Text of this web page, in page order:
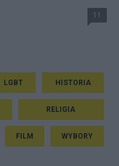
11
LGBT HISTORIA
RELIGIA
FILM WYBORY